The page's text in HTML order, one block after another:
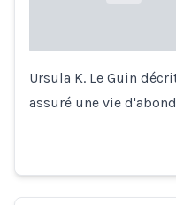
Ursula K. Le Guin
assuré une vie